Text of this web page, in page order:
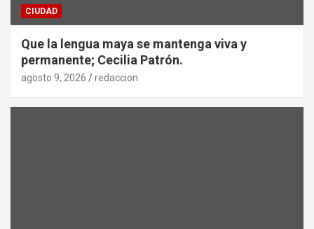
CIUDAD
Que la lengua maya se mantenga viva y
permanente; Cecilia Patrón.
agosto 9, 2026 redaccion